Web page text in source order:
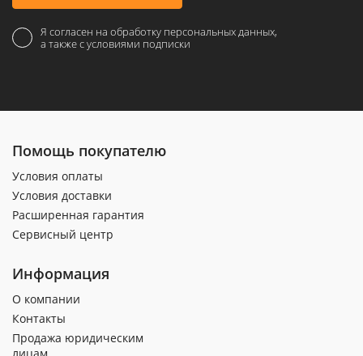
Я согласен на обработку персональных данных,
а также с условиями подписки
Помощь покупателю
Условия оплаты
Условия доставки
Расширенная гарантия
Сервисный центр
Информация
О компании
Контакты
Продажа юридическим
лицам